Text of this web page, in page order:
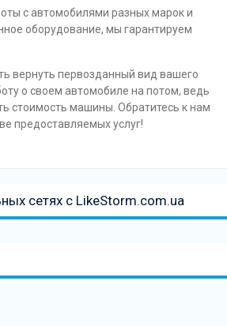
с автомобилями разных марок и
оборудование, мы гарантируем
вернуть первозданный вид вашего
о своем автомобиле на потом, ведь
стоимость машины. Обратитесь к нам
предоставляемых услуг!
сетях с LikeStorm.com.ua